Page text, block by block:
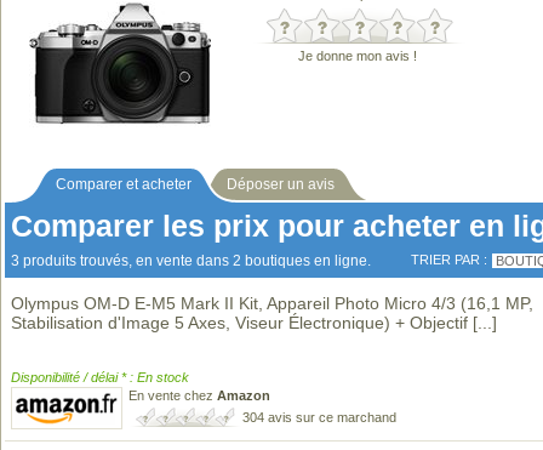
Je donne mon avis !
Comparer et acheter Déposer un avis
Comparer les prix pour acheter en
3 produits trouvés, en vente dans 2 boutiques en ligne. TRIER PAR :
Olympus OM-D E-M5 Mark II Kit, Appareil Photo Micro 4/3 (16,1 MP,
Stabilisation d'Image 5 Axes, Viseur Électronique) + Objectif [...]
Disponibilité / délai * : En stock
En vente chez Amazon
304 avis sur ce marchand